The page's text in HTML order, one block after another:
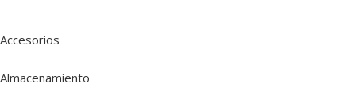
Accesorios
Almacenamiento